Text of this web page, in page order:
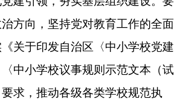
，构建家校共治格局，通过组
愿征订”专题培训，提升政策
会、校园公众号、家校群等渠
应家长关切，提高政策知晓率
建立教辅材料、课外读物常态